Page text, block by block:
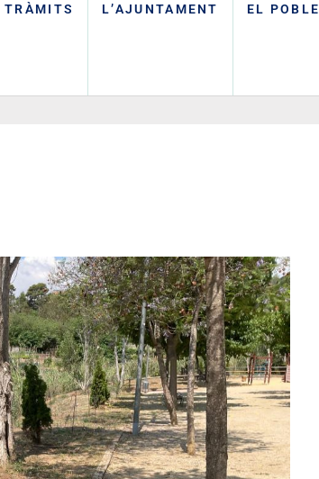
TRÀMITS L’AJUNTAMENT EL POBLE